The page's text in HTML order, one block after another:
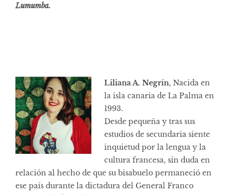
Lumumba.
Liliana A. Negrín, Nacida en
la isla canaria de La Palma en
1993.
Desde pequeña y tras sus
estudios de secundaria siente
inquietud por la lengua y la
cultura francesa, sin duda en
relación al hecho de que su bisabuelo permaneció en
ese país durante la dictadura del General Franco